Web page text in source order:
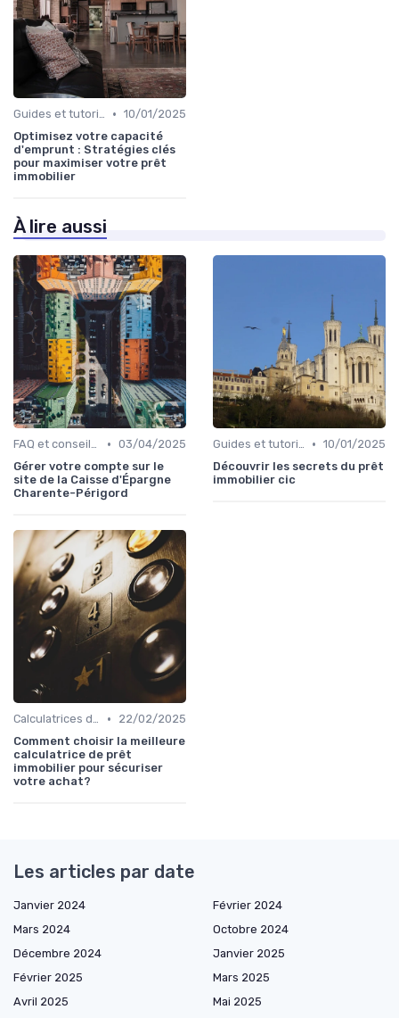
Guides et tutoriels • 10/01/2025
Optimisez votre capacité
d'emprunt : Stratégies clés
pour maximiser votre prêt
immobilier
À lire aussi
FAQ et conseils pratiques • 03/04/2025
Gérer votre compte sur le
site de la Caisse d'Épargne
Charente-Périgord
Guides et tutoriels • 10/01/2025
Découvrir les secrets du prêt
immobilier cic
Calculatrices de prêt immobilier •
22/02/2025
Comment choisir la meilleure
calculatrice de prêt
immobilier pour sécuriser
votre achat?
Les articles par date
Janvier 2024
Février 2024
Mars 2024
Octobre 2024
Décembre 2024
Janvier 2025
Février 2025
Mars 2025
Avril 2025
Mai 2025